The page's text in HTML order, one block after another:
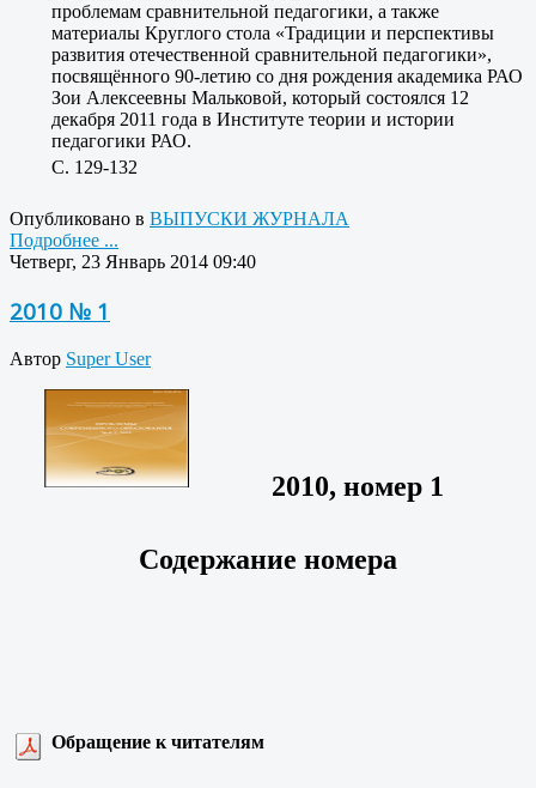
проблемам сравнительной педагогики, а также
материалы Круглого стола «Традиции и перспективы
развития отечественной сравнительной педагогики»,
посвящённого 90-летию со дня рождения академика РАО
Зои Алексеевны Мальковой, который состоялся 12
декабря 2011 года в Институте теории и истории
педагогики РАО.
C. 129-132
Опубликовано в ВЫПУСКИ ЖУРНАЛА
Подробнее ...
Четверг, 23 Январь 2014 09:40
2010 № 1
Автор Super User
2010, номер 1
Содержание номера
Обращение к читателям